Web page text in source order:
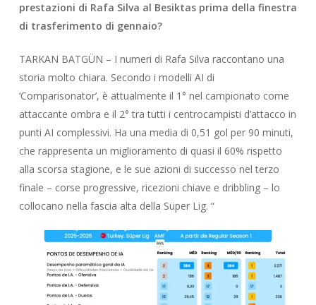
prestazioni di Rafa Silva al Besiktas prima della finestra
di trasferimento di gennaio?
TARKAN BATGÜN – I numeri di Rafa Silva raccontano una
storia molto chiara. Secondo i modelli AI di
‘Comparisonator’, è attualmente il 1° nel campionato come
attaccante ombra e il 2° tra tutti i centrocampisti d’attacco in
punti AI complessivi. Ha una media di 0,51 gol per 90 minuti,
che rappresenta un miglioramento di quasi il 60% rispetto
alla scorsa stagione, e le sue azioni di successo nel terzo
finale – corse progressive, ricezioni chiave e dribbling – lo
collocano nella fascia alta della Süper Lig. “